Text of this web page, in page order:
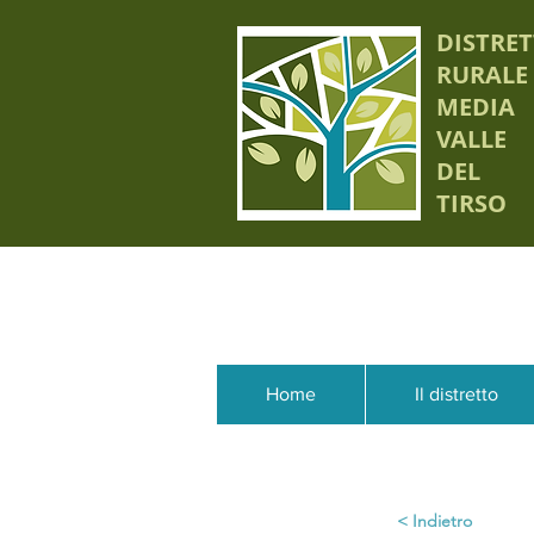
RURALE
MEDIA
VALLE
DEL
TIRSO
Home Il distretto
< Indietro